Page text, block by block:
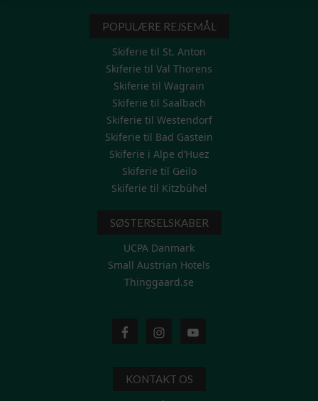
POPULÆRE REJSEMÅL
Skiferie til St. Anton
Skiferie til Val Thorens
Skiferie til Wagrain
Skiferie til Saalbach
Skiferie til Westendorf
Skiferie til Bad Gastein
Skiferie i Alpe d’Huez
Skiferie til Geilo
Skiferie til Kitzbühel
SØSTERSELSKABER
UCPA Danmark
Small Austrian Hotels
Thinggaard.se
KONTAKT OS